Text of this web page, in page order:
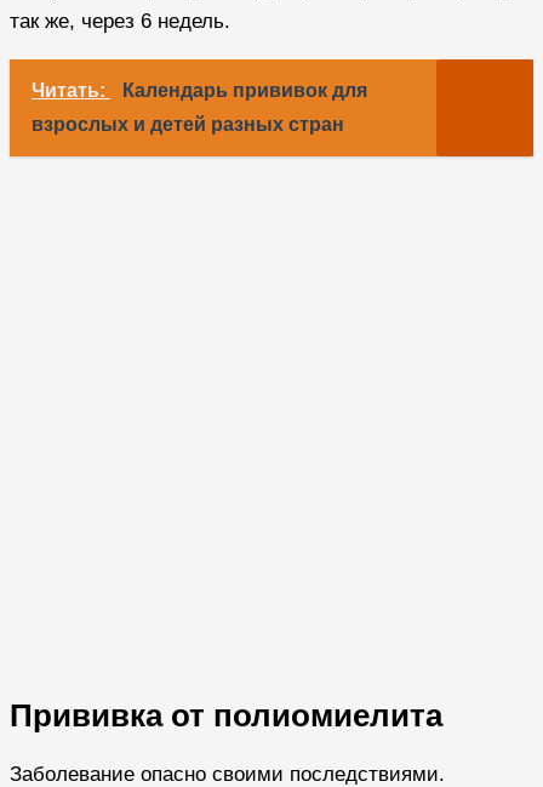
так же, через 6 недель.
Читать:
Календарь прививок для
взрослых и детей разных стран
Прививка от полиомиелита
Заболевание опасно своими последствиями.